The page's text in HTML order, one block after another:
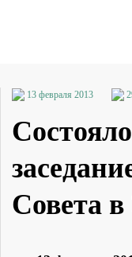
13 февраля 2013
Совета в